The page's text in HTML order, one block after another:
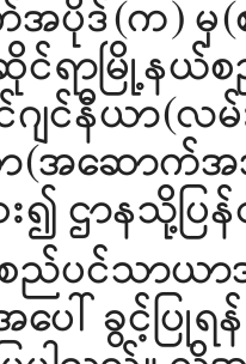
ဒ်(က) မှ(စ)
ရာမြို့နယ်စ
ျင်နီယာ(လ
(အဆောက်အ
၍ ဌာနသို့ပ
ည်ပင်သာယာ
ပေါ် ခွင့်ပြု